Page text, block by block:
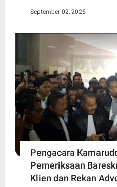
September 02, 2025
Pengacara
Pemeriksaan
Klien dan Rekan